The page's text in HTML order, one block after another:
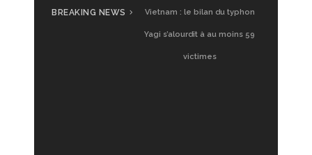
BREAKING NEWS Vietnam : le bilan du typhon
Yagi s’alourdit à au moins 59
victimes